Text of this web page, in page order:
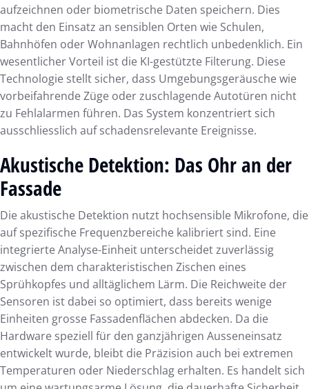
aufzeichnen oder biometrische Daten speichern. Dies
macht den Einsatz an sensiblen Orten wie Schulen,
Bahnhöfen oder Wohnanlagen rechtlich unbedenklich. Ein
wesentlicher Vorteil ist die KI-gestützte Filterung. Diese
Technologie stellt sicher, dass Umgebungsgeräusche wie
vorbeifahrende Züge oder zuschlagende Autotüren nicht
zu Fehlalarmen führen. Das System konzentriert sich
ausschliesslich auf schadensrelevante Ereignisse.
Akustische Detektion: Das Ohr an der
Fassade
Die akustische Detektion nutzt hochsensible Mikrofone, die
auf spezifische Frequenzbereiche kalibriert sind. Eine
integrierte Analyse-Einheit unterscheidet zuverlässig
zwischen dem charakteristischen Zischen eines
Sprühkopfes und alltäglichem Lärm. Die Reichweite der
Sensoren ist dabei so optimiert, dass bereits wenige
Einheiten grosse Fassadenflächen abdecken. Da die
Hardware speziell für den ganzjährigen Ausseneinsatz
entwickelt wurde, bleibt die Präzision auch bei extremen
Temperaturen oder Niederschlag erhalten. Es handelt sich